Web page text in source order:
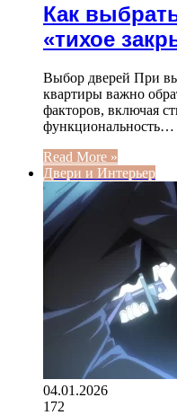
Как
«тихое
Выбор дверей При
квартиры важно
факторов, включая
функциональность…
Read More »
Двери и Интерьер
04.01.2026
172